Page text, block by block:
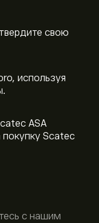
свою
используя
ASA
покупку Scatec
с нашим